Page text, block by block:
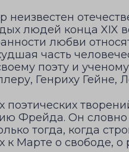
людей конца XIX
любви
часть
поэту и ученому
Генриху Гейне,
Фрейда. Он
тогда, когда
к Марте о свободе, о